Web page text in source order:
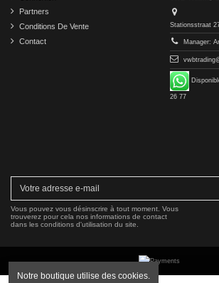
Partners
Conditions De Vente
Contact
Stationsstraat
Manager:
26 77
Vous pouvez vous désinscrire à tout moment. Vous
trouverez pour cela nos informations de contact
dans les conditions d'utilisation du site.
Copyright © 2016-2026 VWB Trading BV. All rights
Notre boutique utilise des cookies.